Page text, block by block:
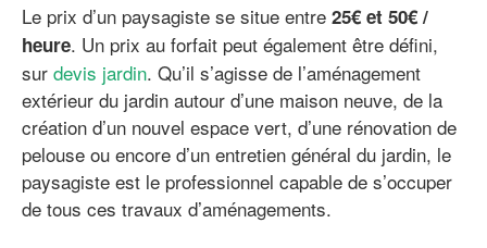
Le prix d’un paysagiste se situe entre 25€ et 50€ /
heure. Un prix au forfait peut également être défini,
sur devis jardin. Qu’il s’agisse de l’aménagement
extérieur du jardin autour d’une maison neuve, de la
création d’un nouvel espace vert, d’une rénovation de
pelouse ou encore d’un entretien général du jardin, le
paysagiste est le professionnel capable de s’occuper
de tous ces travaux d’aménagements.